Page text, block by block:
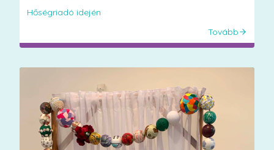
Hőségriadó idején
Tovább